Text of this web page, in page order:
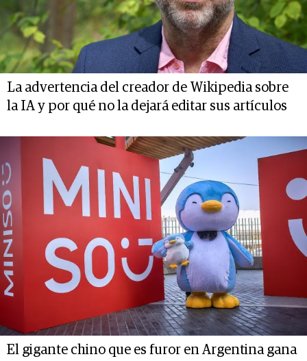
La advertencia del creador de Wikipedia sobre
la IA y por qué no la dejará editar sus artículos
El gigante chino que es furor en Argentina gana